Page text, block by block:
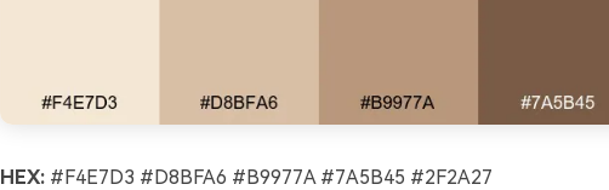
HEX:#F4E7D3 #D8BFA6 #B9977A #7A5B45 #2F2A27